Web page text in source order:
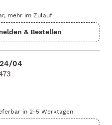
mehr im Zulauf
04
in 2-5 Werktagen